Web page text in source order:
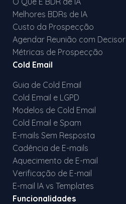
Melhores BDRs de IA
Custo da Prospecção
Agendar Reunião com Decisor
Métricas de Prospecção
Cold Email
Guia de Cold Email
Cold Email e LGPD
Modelos de Cold Email
Cold Email e Spam
E-mails Sem Resposta
Cadência de E-mails
Aquecimento de E-mail
Verificação de E-mail
E-mail IA vs Templates
Funcionalidades